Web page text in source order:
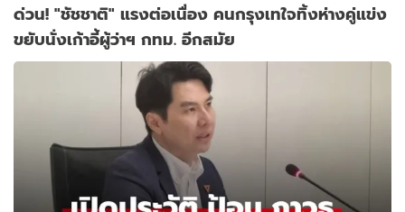
ด่วน! "ชัชชาติ" แรงต่อเนื่อง คนกรุงเทใจทิ้งห่างคู่แข่ง
ขยับนั่งเก้าอี้ผู้ว่าฯ กทม. อีกสมัย